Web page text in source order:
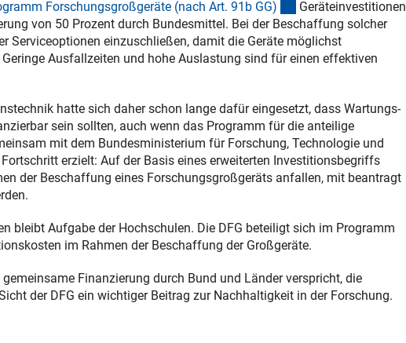
Forschungsgroßgeräte (nach Art. 91b GG) (interner Link)
Geräteinvestitionen
von 50 Prozent durch Bundesmittel. Bei der Beschaffung solcher
Serviceoptionen einzuschließen, damit die Geräte möglichst
Ausfallzeiten und hohe Auslastung sind für einen effektiven
hatte sich daher schon lange dafür eingesetzt, dass Wartungs-
sein sollten, auch wenn das Programm für die anteilige
mit dem Bundesministerium für Forschung, Technologie und
erzielt: Auf der Basis eines erweiterten Investitionsbegriffs
der Beschaffung eines Forschungsgroßgeräts anfallen, mit beantragt
bleibt Aufgabe der Hochschulen. Die DFG beteiligt sich im Programm
im Rahmen der Beschaffung der Großgeräte.
Finanzierung durch Bund und Länder verspricht, die
der DFG ein wichtiger Beitrag zur Nachhaltigkeit in der Forschung.